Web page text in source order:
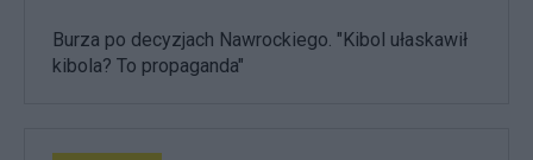
Burza po decyzjach Nawrockiego. "Kibol ułaskawił
kibola? To propaganda"